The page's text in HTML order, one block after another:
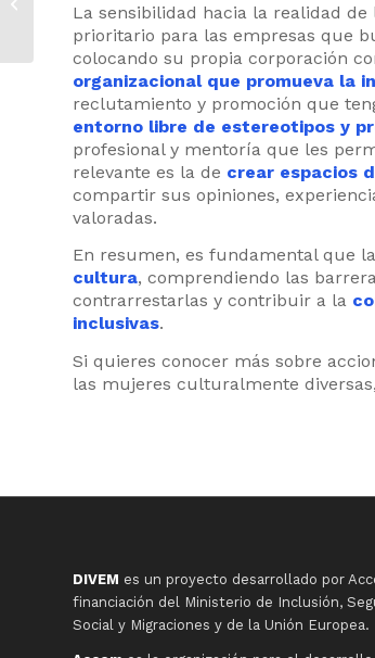
La sensibilidad hacia la realidad
prioritario para las empresas que
colocando su propia corporación
organizacional que promueva la
reclutamiento y promoción que
entorno libre de estereotipos y
profesional y mentoría que les
relevante es la de crear espacios
compartir sus opiniones,
valoradas.
En resumen, es fundamental que
cultura, comprendiendo las
contrarrestarlas y contribuir a la
inclusivas.
Si quieres conocer más sobre
las mujeres culturalmente
DIVEM es un proyecto desarrollado por
financiación del Ministerio de Inclusión,
Social y Migraciones y de la Unión Europea.
oportunidades en